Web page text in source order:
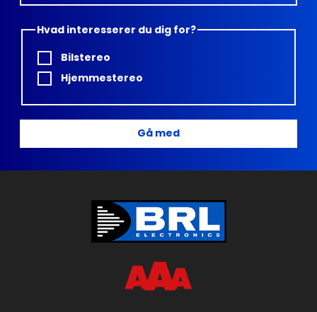
Hvad interesserer du dig for?
Bilstereo
Hjemmestereo
Gå med